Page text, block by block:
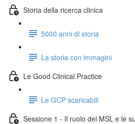
Storia della ricerca clinica
5000 anni di storia
La storia con immagini
Le Good Clinical Practice
Le GCP scaricabili
Sessione 1 - Il ruolo del MSL e le